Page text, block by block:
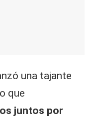
una tajante
que
juntos por